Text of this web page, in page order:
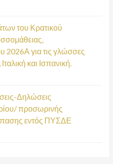
του Κρατικού
2026Α για τις γλώσσες
και Ισπανική.
Δηλώσεις
προσωρινής
εντός ΠΥΣΔΕ